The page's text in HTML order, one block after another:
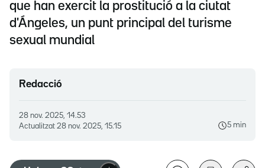
que han exercit la prostitució a la ciutat
d'Ángeles, un punt principal del turisme
sexual mundial
Redacció
28 nov. 2025, 14.53
Actualitzat 28 nov. 2025, 15.15 5 min